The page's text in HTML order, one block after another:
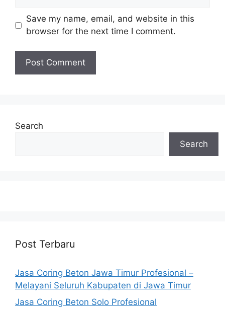
Save my name, email, and website in this
browser for the next time I comment.
Search
Search
Post Terbaru
Jasa Coring Beton Jawa Timur Profesional –
Melayani Seluruh Kabupaten di Jawa Timur
Jasa Coring Beton Solo Profesional